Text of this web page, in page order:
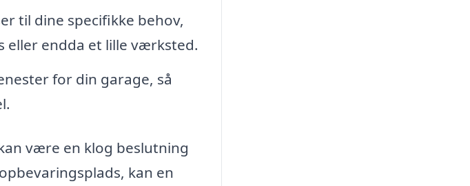
til dine specifikke behov,
eller endda et lille værksted.
for din garage, så
være en klog beslutning
kan en